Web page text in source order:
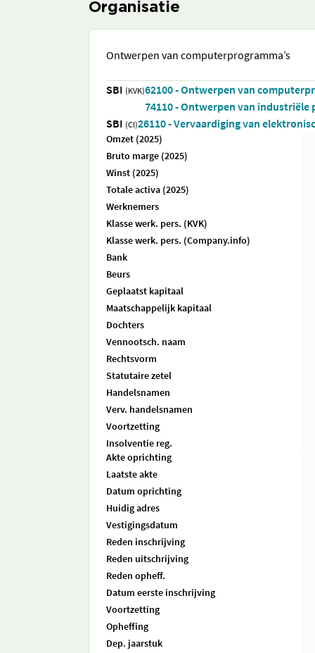
Organisatie
Ontwerpen van computerprogramma’s
SBI (KVK)62100 - Ontwerpen van
74110 - Ontwerpen van industriële
SBI (CI)26110 - Vervaardiging van
Omzet (2025)
Bruto marge (2025)
Winst (2025)
Totale activa (2025)
Werknemers
Klasse werk. pers. (KVK)
Klasse werk. pers. (Company.info)
Bank
Beurs
Geplaatst kapitaal
Maatschappelijk kapitaal
Dochters
Vennootsch. naam
Rechtsvorm
Statutaire zetel
Handelsnamen
Verv. handelsnamen
Voortzetting
Insolventie reg.
Akte oprichting
Laatste akte
Datum oprichting
Huidig adres
Vestigingsdatum
Reden inschrijving
Reden uitschrijving
Reden opheff.
Datum eerste inschrijving
Voortzetting
Opheffing
Dep. jaarstuk